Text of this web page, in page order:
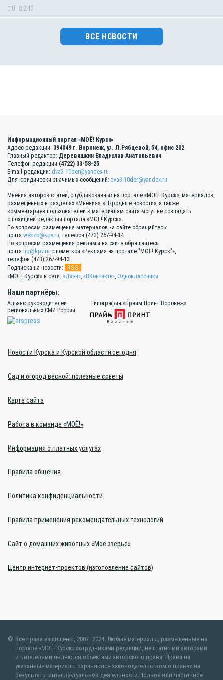
0 240
ВСЕ НОВОСТИ
Информационный портал «МОЁ! Курск»
Адрес редакции: 394049 г. Воронеж, ул. Л.Рябцевой, 54, офис 202
Главный редактор: Деревяшкин Владислав Анатольевич
Телефон редакции (4722) 33-58-25
E-mail редакции: dva3-10der@yandex.ru
Для юридически значимых сообщений: dva3-10der@yandex.ru
Мнения авторов статей, опубликованных на портале «МОЁ! Курск», материалов,
размещённых в разделах «Мнения», «Народные новости», а также
комментариев пользователей к материалам сайта могут не совпадать
с позицией редакции портала «МОЁ! Курск».
По вопросам размещения материалов на сайте обращайтесь:
почта webzb@kpv.ru, телефон (473) 267-94-14
По вопросам размещения рекламы на сайте обращайтесь:
почта lip@kpv.ru с пометкой «Реклама на портале "МОЁ! Курск"»,
телефон (473) 267-94-13
Подписка на новости:
RSS
«МОЁ! Курск» в сети: «Дзен», «ВКонтакте», Одноклассники
Наши партнёры:
Альянс руководителей
региональных СМИ России
Типография «Прайм Принт Воронеж»
Новости Курска и Курской области сегодня
Сад и огород весной: полезные советы
Карта сайта
Работа в команде «МОЁ!»
Информация о платных услугах
Правила общения
Политика конфиденциальности
Правила применения рекомендательных технологий
Сайт о домашних животных «Моё зверьё»
Центр интернет-проектов (изготовление сайтов)
Все права защищены, 2007–2024. Любые материалы, размещенные на
портале «МОЁ! Курск» сотрудниками редакции, нештатными авторами
и читателями,являются объектами авторского права. Права на
указанные материалы охраняются законодательством о правах на
результаты интеллектуальной деятельности.Полное или частичное